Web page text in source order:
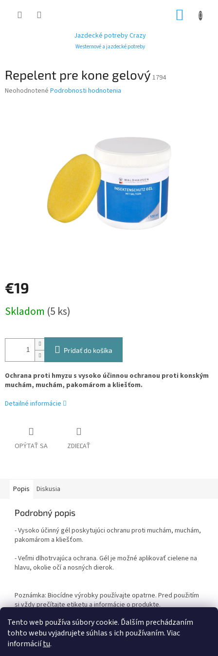
Tento web používa súbory cookie. Ďalším prechádzaním
tohto webu vyjadrujete súhlas s ich používaním. Viac
informáciítu.
Jazdecké potreby Crazy
Westernové a jazdecké potreby
Repelent pre kone gelový 1794
Priemerné
Neohodnotené Podrobnosti hodnotenia
€19
cena:
Skladom (5 ks)
Pridať do košíka
Ochrana proti hmyzu s vysoko účinnou ochranou proti konským
muchám, muchám, pakomárom a kliešťom.
Detailné informácie
OPÝTAŤ SA ZDIEĽAŤ
Popis Diskusia
Podrobný popis
- Vysoko účinný gél poskytujúci ochranu proti muchám, muchám,
pakomárom a kliešťom.
- Veľmi dlhotrvajúca ochrana. Gél je možné aplikovať cielene na
hlavu, okolie očí a nosných dierok.
Poznámka: Biocídne výrobky používajte opatrne. Pred použitím
si vždy prečítajte etiketu a informácie o produkte.
Obsah: 500 ml